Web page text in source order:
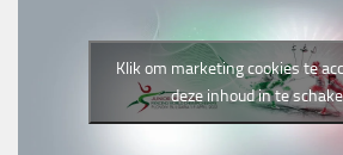
Klik om marketing cookies te
deze inhoud in te